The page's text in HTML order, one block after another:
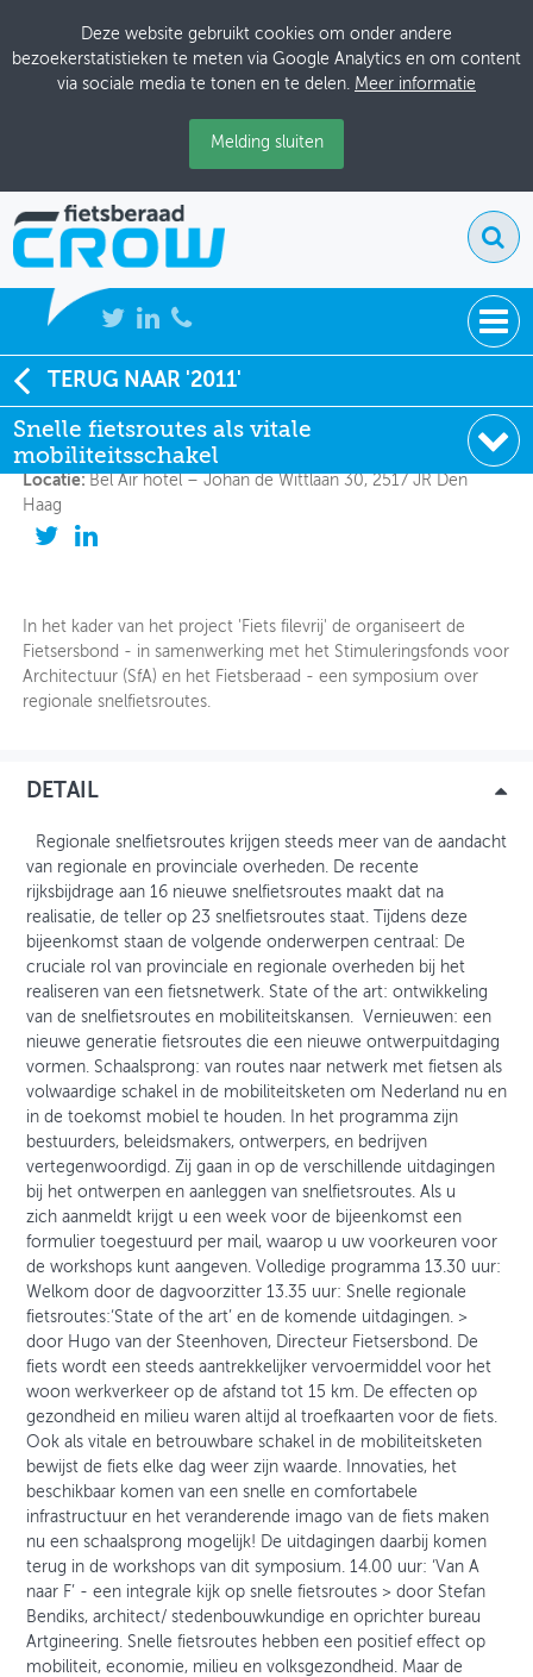
Deze website gebruikt cookies om onder andere
bezoekerstatistieken te meten via Google Analytics en om content
via sociale media te tonen en te delen. Meer informatie
Melding sluiten
NIEUWS
BIJEENKOMSTEN
KENNISBANK
ADRESSENBOEK
THEMASITES
MIJN PROFIEL
TERUG NAAR '2011'
Snelle fietsroutes als vitale
mobiliteitsschakel
Snelle fietsroutes als vitale mobiliteitsschakel
Datum:1-3-2011 13:30
Locatie: Bel Air hotel – Johan de Wittlaan 30, 2517 JR Den
Haag
In het kader van het project 'Fiets filevrij' de organiseert de
Fietsersbond - in samenwerking met het Stimuleringsfonds voor
Architectuur (SfA) en het Fietsberaad - een symposium over
regionale snelfietsroutes.
DETAIL
Regionale snelfietsroutes krijgen steeds meer van de aandacht
van regionale en provinciale overheden. De recente
rijksbijdrage aan 16 nieuwe snelfietsroutes maakt dat na
realisatie, de teller op 23 snelfietsroutes staat. Tijdens deze
bijeenkomst staan de volgende onderwerpen centraal: De
cruciale rol van provinciale en regionale overheden bij het
realiseren van een fietsnetwerk. State of the art: ontwikkeling
van de snelfietsroutes en mobiliteitskansen. Vernieuwen: een
nieuwe generatie fietsroutes die een nieuwe ontwerpuitdaging
vormen. Schaalsprong: van routes naar netwerk met fietsen als
volwaardige schakel in de mobiliteitsketen om Nederland nu en
in de toekomst mobiel te houden. In het programma zijn
bestuurders, beleidsmakers, ontwerpers, en bedrijven
vertegenwoordigd. Zij gaan in op de verschillende uitdagingen
bij het ontwerpen en aanleggen van snelfietsroutes. Als u
zich aanmeldt krijgt u een week voor de bijeenkomst een
formulier toegestuurd per mail, waarop u uw voorkeuren voor
de workshops kunt aangeven. Volledige programma 13.30 uur:
Welkom door de dagvoorzitter 13.35 uur: Snelle regionale
fietsroutes:‘State of the art’ en de komende uitdagingen. >
door Hugo van der Steenhoven, Directeur Fietsersbond. De
fiets wordt een steeds aantrekkelijker vervoermiddel voor het
woon werkverkeer op de afstand tot 15 km. De effecten op
gezondheid en milieu waren altijd al troefkaarten voor de fiets.
Ook als vitale en betrouwbare schakel in de mobiliteitsketen
bewijst de fiets elke dag weer zijn waarde. Innovaties, het
beschikbaar komen van een snelle en comfortabele
infrastructuur en het veranderende imago van de fiets maken
nu een schaalsprong mogelijk! De uitdagingen daarbij komen
terug in de workshops van dit symposium. 14.00 uur: ‘Van A
naar F’ - een integrale kijk op snelle fietsroutes > door Stefan
Bendiks, architect/ stedenbouwkundige en oprichter bureau
Artgineering. Snelle fietsroutes hebben een positief effect op
mobiliteit, economie, milieu en volksgezondheid. Maar de